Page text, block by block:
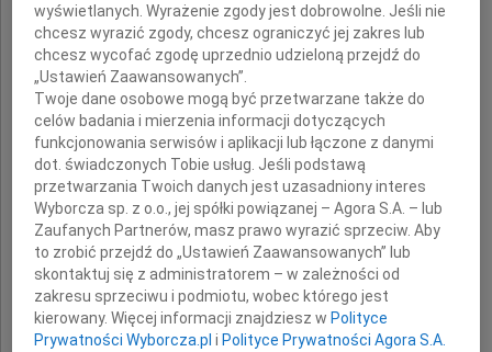
Pani
Elżbiecie Fus-Przybylskiej
wyrazy głębokiego współczucia
z powodu śmierci
Mamy
wyświetlanych. Wyrażenie zgody jest dobrowolne. Jeśli nie
chcesz wyrazić zgody, chcesz ograniczyć jej zakres lub
chcesz wycofać zgodę uprzednio udzieloną przejdź do
„Ustawień Zaawansowanych”.
Twoje dane osobowe mogą być przetwarzane także do
celów badania i mierzenia informacji dotyczących
funkcjonowania serwisów i aplikacji lub łączone z danymi
dot. świadczonych Tobie usług. Jeśli podstawą
przetwarzania Twoich danych jest uzasadniony interes
Wyborcza sp. z o.o., jej spółki powiązanej – Agora S.A. – lub
Zaufanych Partnerów, masz prawo wyrazić sprzeciw. Aby
to zrobić przejdź do „Ustawień Zaawansowanych” lub
skontaktuj się z administratorem – w zależności od
zakresu sprzeciwu i podmiotu, wobec którego jest
kierowany. Więcej informacji znajdziesz wPolityce
Prywatności Wyborcza.pl iPolityce Prywatności Agora S.A.